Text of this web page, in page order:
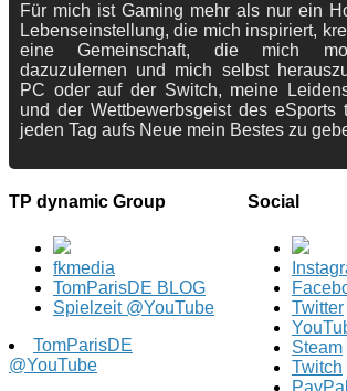
Für mich ist Gaming mehr als nur ein
Lebenseinstellung, die mich inspiriert,
eine Gemeinschaft, die mich
dazuzulernen und mich selbst
PC oder auf der Switch, meine
und der Wettbewerbsgeist des eSports
jeden Tag aufs Neue mein Bestes zu
TP dynamic Group
fkmedia
TomParisDE BLOG
Spielzeit @YouTube
TomParisDE
@YouTube
Social
Twitter
Steam
Twitch
PayPal